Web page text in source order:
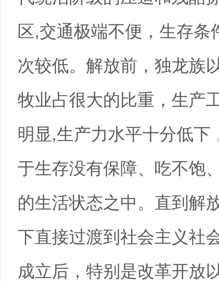
区,交通极端不便，生存
次较低。解放前，独龙族
牧业占很大的比重，生产
明显,生产力水平十分低
于生存没有保障、吃不饱
的生活状态之中。直到解
下直接过渡到社会主义社
成立后，特别是改革开放